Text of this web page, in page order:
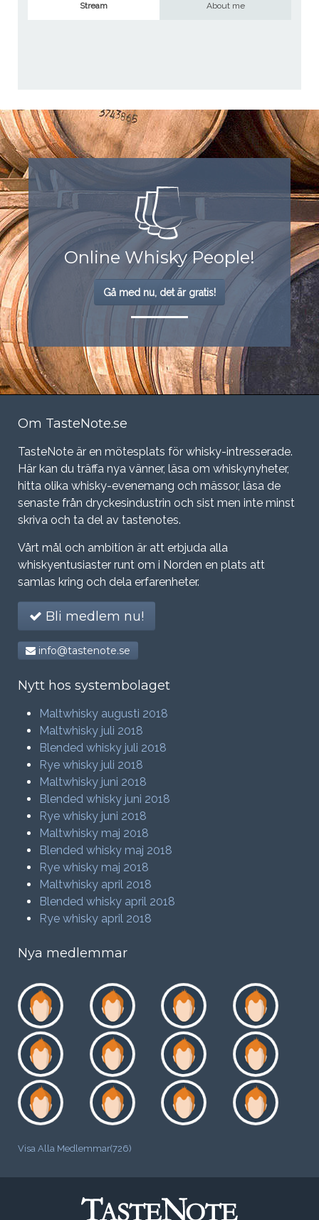
Stream About me
Online Whisky People!
Gå med nu, det är gratis!
Om TasteNote.se
TasteNote är en mötesplats för whisky-intresserade.
Här kan du träffa nya vänner, läsa om whiskynyheter,
hitta olika whisky-evenemang och mässor, läsa de
senaste från dryckesindustrin och sist men inte minst
skriva och ta del av tastenotes.
Vårt mål och ambition är att erbjuda alla
whiskyentusiaster runt om i Norden en plats att
samlas kring och dela erfarenheter.
Bli medlem nu!
info@tastenote.se
Nytt hos systembolaget
Maltwhisky augusti 2018
Maltwhisky juli 2018
Blended whisky juli 2018
Rye whisky juli 2018
Maltwhisky juni 2018
Blended whisky juni 2018
Rye whisky juni 2018
Maltwhisky maj 2018
Blended whisky maj 2018
Rye whisky maj 2018
Maltwhisky april 2018
Blended whisky april 2018
Rye whisky april 2018
Nya medlemmar
Visa Alla Medlemmar(726)